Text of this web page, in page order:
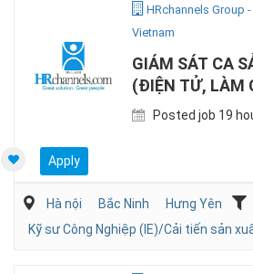
HRchannels Group
Vietnam
GIÁM SÁT CA
(ĐIỆN TỬ, LÀM
Posted job 19
Apply
Hà nội Bắc Ninh Hưng Yên
Kỹ sư Công Nghiệp (IE)/Cải tiến sản